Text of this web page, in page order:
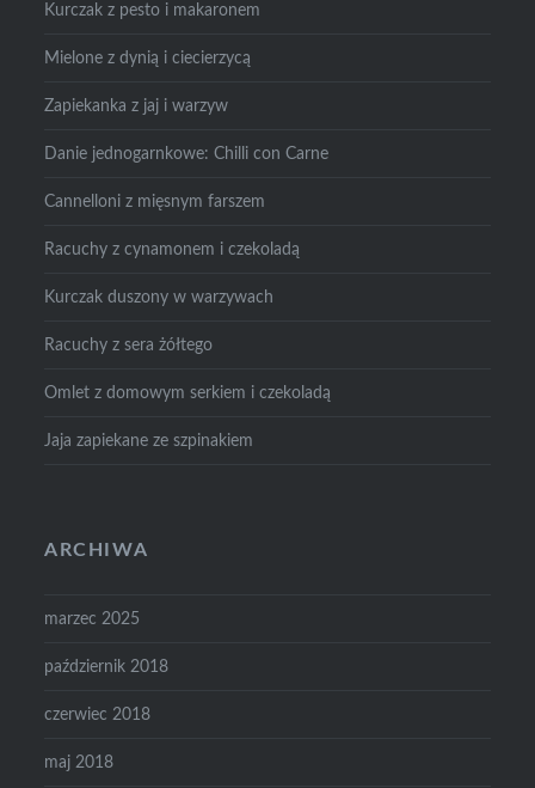
Kurczak z pesto i makaronem
Mielone z dynią i ciecierzycą
Zapiekanka z jaj i warzyw
Danie jednogarnkowe: Chilli con Carne
Cannelloni z mięsnym farszem
Racuchy z cynamonem i czekoladą
Kurczak duszony w warzywach
Racuchy z sera żółtego
Omlet z domowym serkiem i czekoladą
Jaja zapiekane ze szpinakiem
ARCHIWA
marzec 2025
październik 2018
czerwiec 2018
maj 2018